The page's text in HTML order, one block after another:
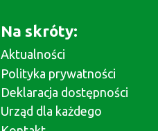
Na skróty:
Aktualności
Polityka prywatności
Deklaracja dostępności
Urząd dla każdego